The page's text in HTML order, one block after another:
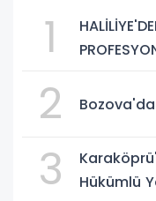
1
2
3
Hükümlü